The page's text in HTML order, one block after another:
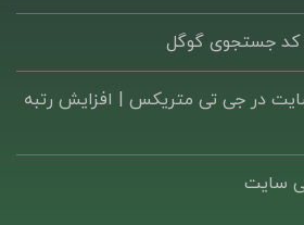
جستجوی گوگل
در جی تی متریکس | افزایش رتبه
سایت